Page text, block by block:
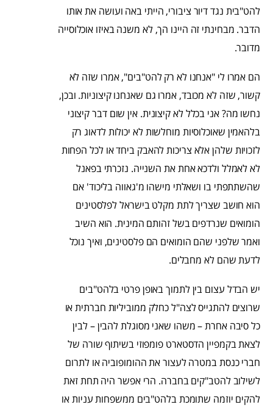
להט"בית נגד דיור ציבורי, הייתי באה ועושה את אותו
הדבר. מבחינתי זה היינו הך, לא משנה באיזו אוכלוסייה
מדובר.
הם אמרו לי "אנחנו לא רק להט"בים", אמרו שזה לא
קשור, שזה לא מכובד, אמרו גם שאנחנו קיצוניות. ובכן,
נחשו מה? אני בכלל לא קיצונית. אין שום דבר קיצוני
בלהאמין שאוכלוסיות מוחלשות לא יכולות לדאוג רק
לזכויות שלהן אלא צריכות להאבק ביחד או לכל הפחות
לא לאמלל ולדכא אחת את השנייה. נזכרתי בפאנל
שהשתתפתי בו ושאלתי מישהו מ'גאווה בליכוד' אם
הוא חושב שצריך לתת מקלט בישראל לפלסטינים
הומואים שנרדפים בשל זהותם המינית. הוא השיב
ואמר שלפני שהם הומואים הם פלסטינים, ואיך נוכל
לדעת שהם לא מחבלים.
יש הבדל עצום בין לתמוך באופן פרטי בלהט"בים
שרוצים להתגייס לצה"ל כחלק ממוביליות חברתית או
כל סיבה אחרת – משהו שאני מסוגלת להבין – לבין
לצאת בקמפיין הדסטארט פומפוזי בשיתוף שורה של
חברי כנסת במטרה לעצור את ההומופוביה או לתרום
לשילוב להטב"קים בחברה. הרי אפשר היה תחת זאת
להקים יוזמה שתומכת בלהט"בים ממשפחות עניות או